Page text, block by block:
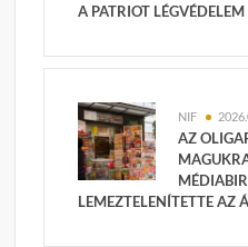
A PATRIOT
NIF
AZ
LEMEZTELENÍTETTE AZ